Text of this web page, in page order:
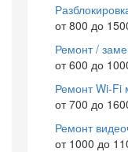
от 800 до
Ремонт /
от 600 до
Ремонт Wi-Fi
от 700 до
Ремонт
от 1000 до